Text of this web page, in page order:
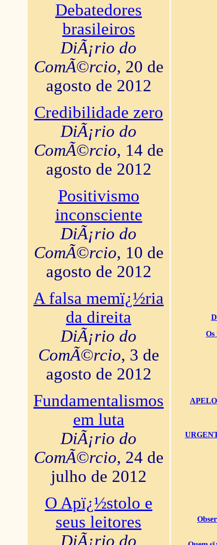
Debatedores
brasileiros
DiÃ¡rio do
ComÃ©rcio, 20 de
agosto de 2012
Credibilidade zero
DiÃ¡rio do
ComÃ©rcio, 14 de
agosto de 2012
Positivismo
inconsciente
DiÃ¡rio do
ComÃ©rcio, 10 de
agosto de 2012
A falsa memï¿½ria
da direita
DiÃ¡rio do
ComÃ©rcio, 3 de
agosto de 2012
Fundamentalismos
em luta
DiÃ¡rio do
ComÃ©rcio, 24 de
julho de 2012
O Apï¿½stolo e
seus leitores
DiÃ¡rio do
Os